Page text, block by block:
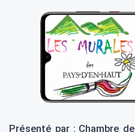
Présenté par : Chambre